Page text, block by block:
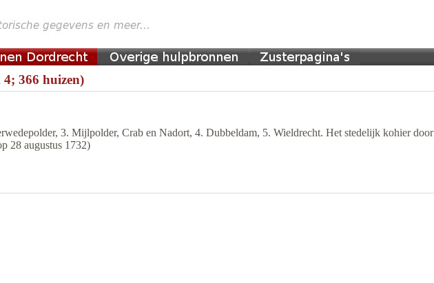
366 huizen)
3. Mijlpolder, Crab en Nadort, 4. Dubbeldam, 5. Wieldrecht. Het stedelijk kohier door
28 augustus 1732)